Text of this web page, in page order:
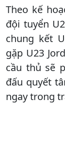
Theo kế
đội tuyển
chung kết
gặp U23
cầu thủ sẽ
đấu quyết
ngay trong